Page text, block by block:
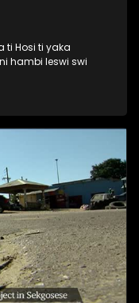
ti Hosi ti yaka
hambi leswi swi